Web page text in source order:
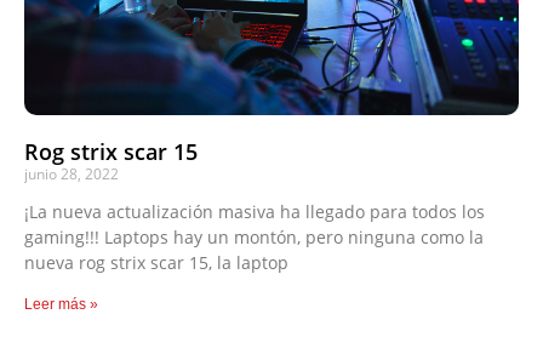
Rog strix scar 15
junio 28, 2022
¡La nueva actualización masiva ha llegado para todos los
gaming!!! Laptops hay un montón, pero ninguna como la
nueva rog strix scar 15, la laptop
Leer más »